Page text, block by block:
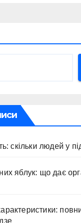
скільки людей у
яблук: що дає